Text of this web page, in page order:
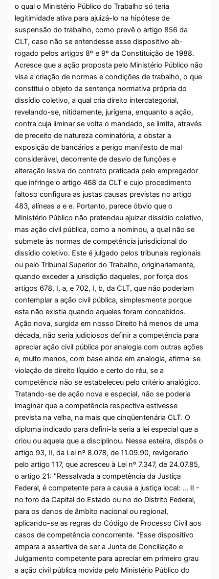
o qual o Ministério Público do Trabalho só teria
legitimidade ativa para ajuizá-lo na hipótese de
suspensão do trabalho, como prevê o artigo 856 da
CLT, caso não se entendesse esse dispositivo ab-
rogado pelos artigos 8º e 9º da Constituição de 1988.
Acresce que a ação proposta pelo Ministério Público não
visa a criação de normas e condições de trabalho, o que
constitui o objeto da sentença normativa própria do
dissídio coletivo, a qual cria direito intercategorial,
revelando-se, nitidamente, jurígena, enquanto a ação,
contra cuja liminar se volta o mandado, se limita, através
de preceito de natureza cominatória, a obstar a
exposição de bancários a perigo manifesto de mal
considerável, decorrente de desvio de funções e
alteração lesiva do contrato praticada pelo empregador
que infringe o artigo 468 da CLT e cujo procedimento
faltoso configura as justas causas previstas no artigo
483, alíneas a e e. Portanto, parece óbvio que o
Ministério Público não pretendeu ajuizar dissídio coletivo,
mas ação civil pública, como a nominou, a qual não se
submete às normas de competência jurisdicional do
dissídio coletivo. Este é julgado pelos tribunais regionais
ou pelo Tribunal Superior do Trabalho, originariamente,
quando exceder a jurisdição daqueles, por força dos
artigos 678, I, a, e 702, I, b, da CLT, que não poderiam
contemplar a ação civil pública, simplesmente porque
esta não existia quando aqueles foram concebidos.
Ação nova, surgida em nosso Direito há menos de uma
década, não seria judiciosos definir a competência para
apreciar ação civil pública por analogia com outras ações
e, muito menos, com base ainda em analogia, afirma-se
violação de direito líquido e certo do réu, se a
competência não se estabeleceu pelo critério analógico.
Tratando-se de ação nova e especial, não se poderia
imaginar que a competência respectiva estivesse
prevista na velha, na mais que cinqüentenária CLT. O
diploma indicado para defini-la seria a lei especial que a
criou ou aquela que a disciplinou. Nessa esteira, dispôs o
artigo 93, II, da Lei nº 8.078, de 11.09.90, revigorado
pelo artigo 117, que acresceu à Lei nº 7.347, de 24.07.85,
o artigo 21: "Ressalvada a competência da Justiça
Federal, é competente para a causa a justiça local: ... II -
no foro da Capital do Estado ou no do Distrito Federal,
para os danos de âmbito nacional ou regional,
aplicando-se as regras do Código de Processo Civil aos
casos de competência concorrente. "Esse dispositivo
ampara a assertiva de ser a Junta de Conciliação e
Julgamento competente para apreciar em primeiro grau
a ação civil pública movida pelo Ministério Público do